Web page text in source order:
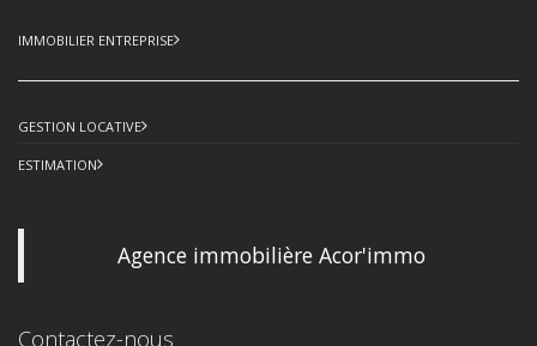
IMMOBILIER ENTREPRISE
GESTION LOCATIVE
ESTIMATION
Agence immobilière Acor'immo
Contactez-nous